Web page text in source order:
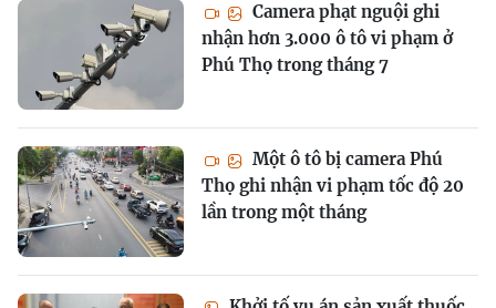
Camera phạt nguội ghi
nhận hơn 3.000 ô tô vi phạm ở
Phú Thọ trong tháng 7
Một ô tô bị camera Phú
Thọ ghi nhận vi phạm tốc độ 20
lần trong một tháng